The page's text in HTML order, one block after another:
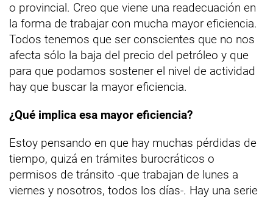
o provincial. Creo que viene una readecuación en
la forma de trabajar con mucha mayor eficiencia.
Todos tenemos que ser conscientes que no nos
afecta sólo la baja del precio del petróleo y que
para que podamos sostener el nivel de actividad
hay que buscar la mayor eficiencia.
¿Qué implica esa mayor eficiencia?
Estoy pensando en que hay muchas pérdidas de
tiempo, quizá en trámites burocráticos o
permisos de tránsito -que trabajan de lunes a
viernes y nosotros, todos los días-. Hay una serie